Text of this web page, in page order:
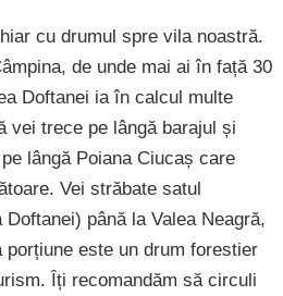
cu drumul spre vila noastră.
de unde mai ai în față 30
Doftanei ia în calcul multe
vei trece pe lângă barajul și
lângă Poiana Ciucaș care
Vei străbate satul
până la Valea Neagră,
este un drum forestier
Îți recomandăm să circuli